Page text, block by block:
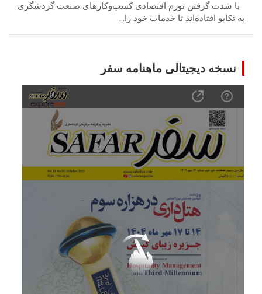
با شدت گرفتن تورم اقتصادی کسب‌وکارهای صنعت گردشگری
به تکاپو افتاده‌اند تا خدمات خود را…
نسخه دیجیتالی ماهنامه سفر